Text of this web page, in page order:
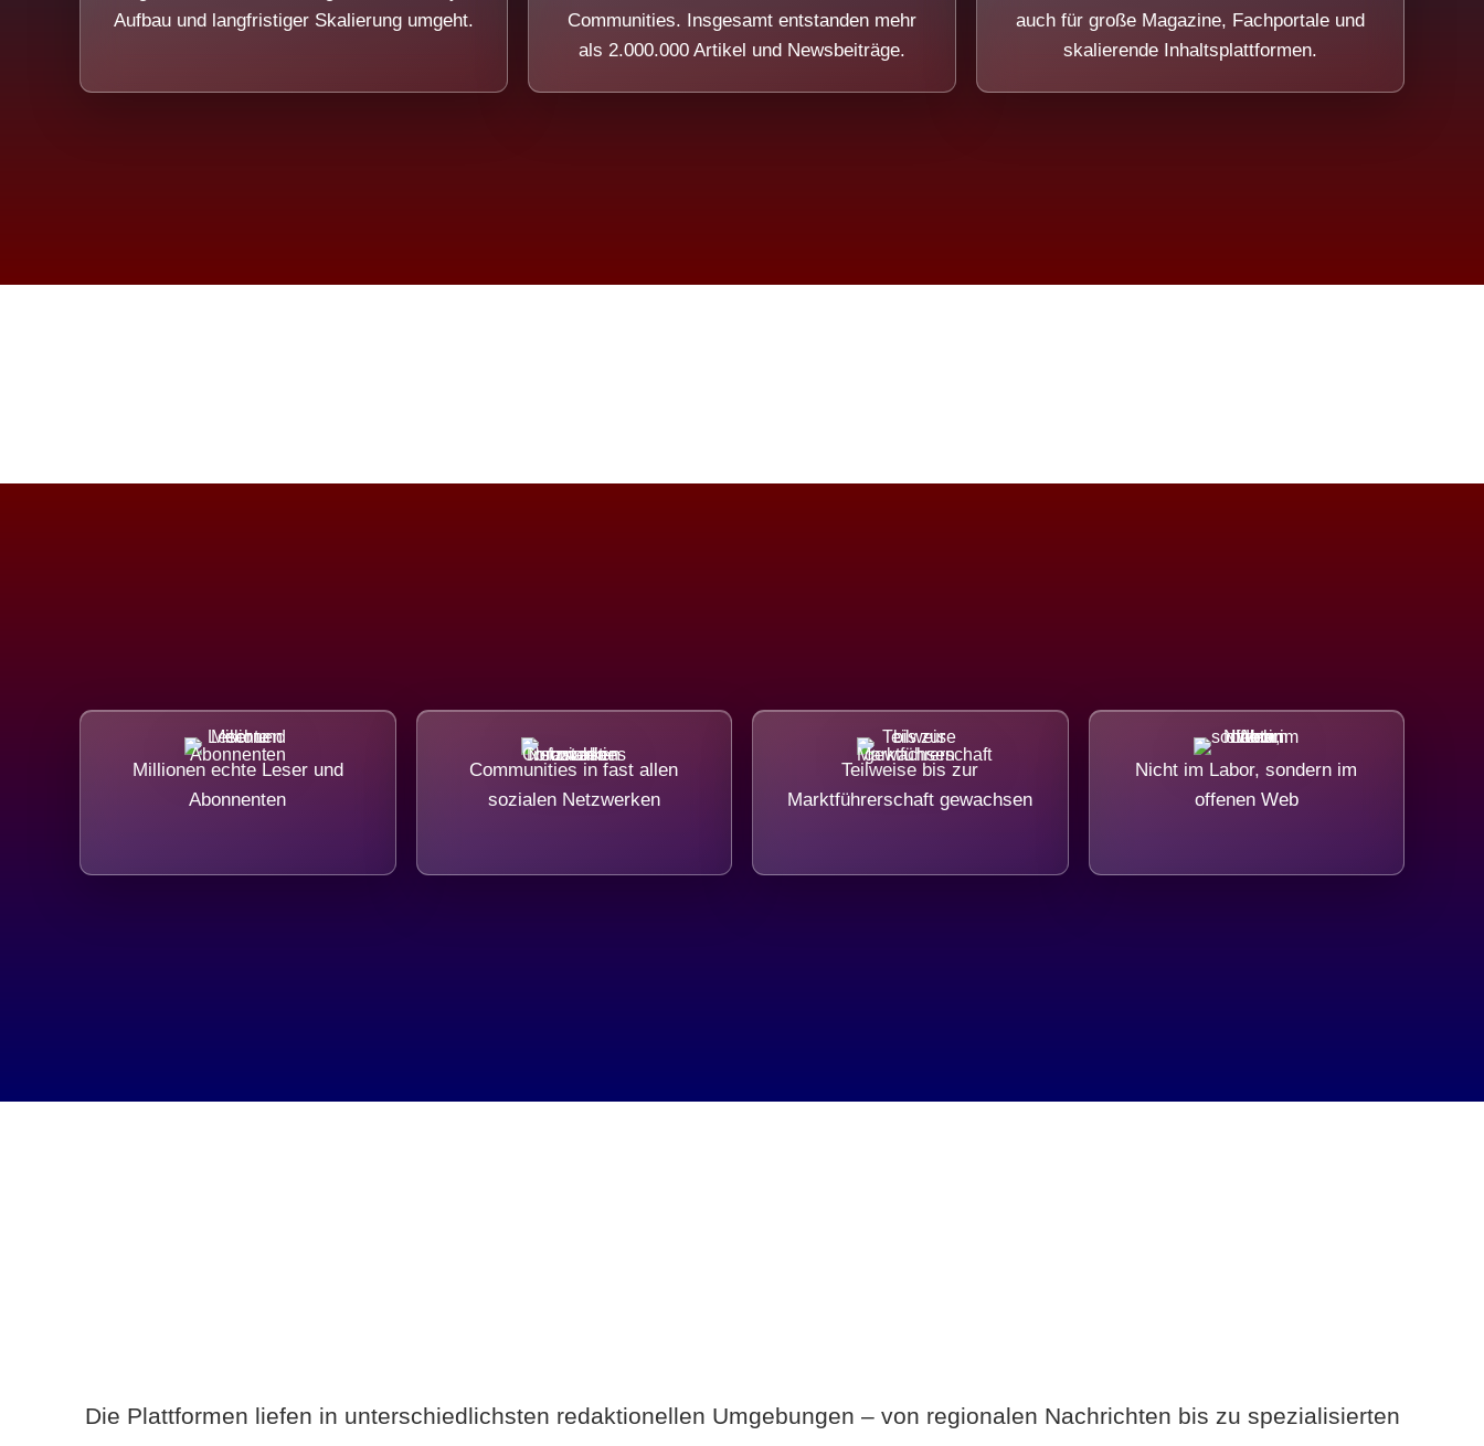
Aufbau und langfristiger Skalierung umgeht.
Communities. Insgesamt entstanden mehr
als 2.000.000 Artikel und Newsbeiträge.
auch für große Magazine, Fachportale und
skalierende Inhaltsplattformen.
Millionen echte Leser und
Abonnenten
Communities in fast allen
sozialen Netzwerken
Teilweise bis zur
Marktführerschaft gewachsen
Nicht im Labor, sondern im
offenen Web
Die Plattformen liefen in unterschiedlichsten redaktionellen Umgebungen – von regionalen Nachrichten bis zu spezialisierten